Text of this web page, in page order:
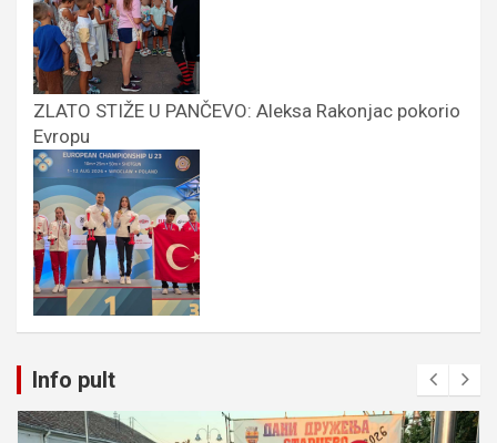
ZLATO STIŽE U PANČEVO: Aleksa Rakonjac pokorio
Evropu
Info pult